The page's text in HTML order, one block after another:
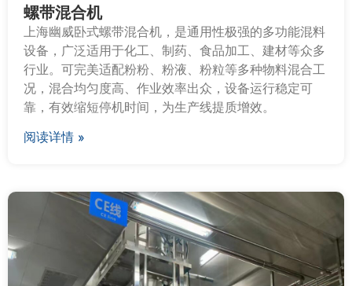
螺带混合机
上海幽威卧式螺带混合机，是通用性极强的多功能混料
设备，广泛适用于化工、制药、食品加工、建材等众多
行业。可完美适配粉粉、粉液、粉粒等多种物料混合工
况，混合均匀度高、作业效率出众，设备运行稳定可
靠，有效缩短停机时间，为生产线提质增效。
阅读详情 »